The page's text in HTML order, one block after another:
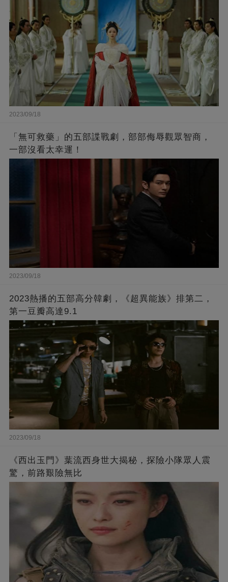
2023/09/18
「無可救藥」的五部諜戰劇，部部侮辱觀眾智商，
一部沒看太幸運！
2023/09/18
2023熱播的五部高分韓劇，《超異能族》排第二，
第一豆瓣高達9.1
2023/09/18
《西出玉門》葉流西身世大揭秘，探險小隊眾人震
驚，前路艱險無比